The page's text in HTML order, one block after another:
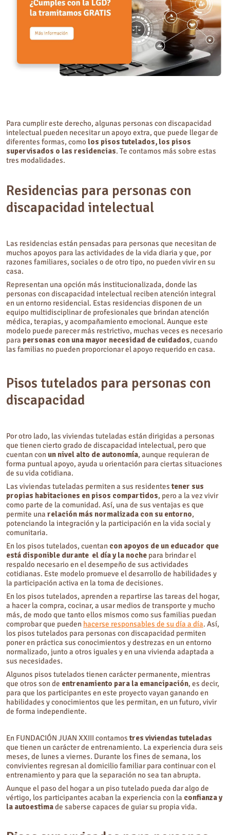
Para cumplir este derecho, algunas personas con discapacidad
intelectual pueden necesitar un apoyo extra, que puede llegar de
diferentes formas, como los pisos tutelados, los pisos
supervisados o las residencias. Te contamos más sobre estas
tres modalidades.
Residencias para personas con
discapacidad intelectual
Las residencias están pensadas para personas que necesitan de
muchos apoyos para las actividades de la vida diaria y que, por
razones familiares, sociales o de otro tipo, no pueden vivir en su
casa.
Representan una opción más institucionalizada, donde las
personas con discapacidad intelectual reciben atención integral
en un entorno residencial. Estas residencias disponen de un
equipo multidisciplinar de profesionales que brindan atención
médica, terapias, y acompañamiento emocional. Aunque este
modelo puede parecer más restrictivo, muchas veces es necesario
para personas con una mayor necesidad de cuidados, cuando
las familias no pueden proporcionar el apoyo requerido en casa.
Pisos tutelados para personas con
discapacidad
Por otro lado, las viviendas tuteladas están dirigidas a personas
que tienen cierto grado de discapacidad intelectual, pero que
cuentan conun nivel alto de autonomía, aunque requieran de
forma puntual apoyo, ayuda u orientación para ciertas situaciones
de su vida cotidiana.
Las viviendas tuteladas permiten a sus residentestener sus
propias habitaciones en pisos compartidos, pero a la vez vivir
como parte de la comunidad. Así, una de sus ventajas es que
permite una relación más normalizada con su entorno,
potenciando la integración y la participación en la vida social y
comunitaria.
En los pisos tutelados, cuentan con apoyos de un educador que
está disponible durante el día y la noche para brindar el
respaldo necesario en el desempeño de sus actividades
cotidianas. Este modelo promueve el desarrollo de habilidades y
la participación activa en la toma de decisiones.
En los pisos tutelados, aprenden a repartirse las tareas del hogar,
a hacer la compra, cocinar, a usar medios de transporte y mucho
más, de modo que tanto ellos mismos como sus familias puedan
comprobar que pueden hacerse responsables de su día a día. Así,
los pisos tutelados para personas con discapacidad permiten
poner en práctica sus conocimientos y destrezas en un entorno
normalizado, junto a otros iguales y en una vivienda adaptada a
sus necesidades.
Algunos pisos tutelados tienen carácter permanente, mientras
que otros son de entrenamiento para la emancipación, es decir,
para que los participantes en este proyecto vayan ganando en
habilidades y conocimientos que les permitan, en un futuro, vivir
de forma independiente.
En FUNDACIÓN JUAN XXIII contamostres viviendas tuteladas
que tienen un carácter de entrenamiento. La experiencia dura seis
meses, de lunes a viernes. Durante los fines de semana, los
convivientes regresan al domicilio familiar para continuar con el
entrenamiento y para que la separación no sea tan abrupta.
Aunque el paso del hogar a un piso tutelado pueda dar algo de
vértigo, los participantes acaban la experiencia con la confianza y
la autoestimade saberse capaces de guiar su propia vida.